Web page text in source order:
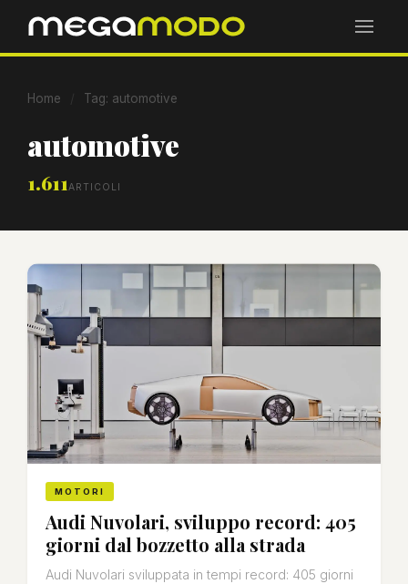
Home Tag: automotive
automotive
1.611ARTICOLI
MOTORI
Audi Nuvolari, sviluppo record: 405
giorni dal bozzetto alla strada
Audi Nuvolari sviluppata in tempi record: 405 giorni